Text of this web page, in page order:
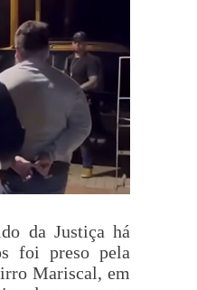
da Justiça há
foi preso pela
Mariscal, em